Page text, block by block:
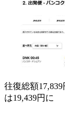
往復総額
は19,439円に